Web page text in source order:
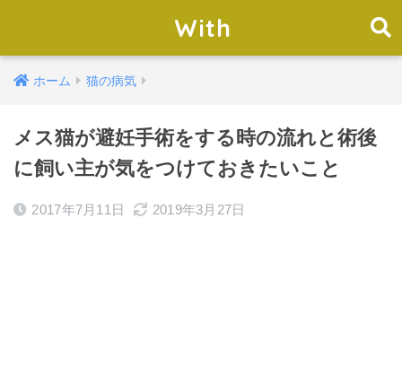
With
ホーム 猫の病気
メス猫が避妊手術をする時の流れと術後
に飼い主が気をつけておきたいこと
2017年7月11日 2019年3月27日